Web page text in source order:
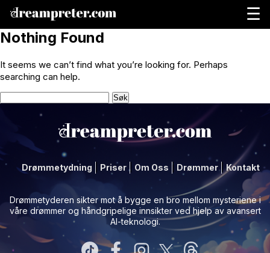
☰
Nothing Found
It seems we can’t find what you’re looking for. Perhaps
searching can help.
Leit
etter:
Drømmetydning Priser Om Oss Drømmer Kontakt
Drømmetyderen sikter mot å bygge en bro mellom mysteriene i
våre drømmer og håndgripelige innsikter ved hjelp av avansert
AI-teknologi.